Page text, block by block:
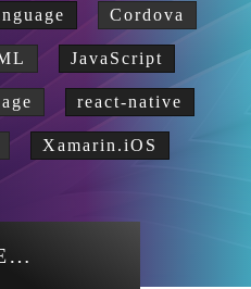
Cordova
JavaScript
react-native
Xamarin.iOS